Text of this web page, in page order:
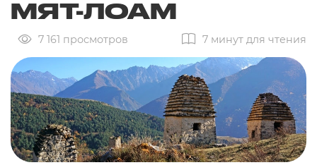
МЯТ-ЛОАМ
7 161 просмотров 7 минут для чтения